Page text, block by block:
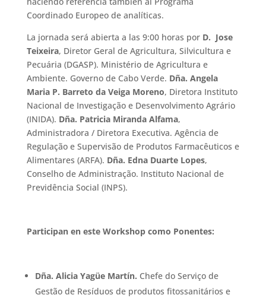
Coordinado Europeo de analíticas.
La jornada será abierta a las 9:00 horas por D. Jose
Teixeira, Diretor Geral de Agricultura, Silvicultura e
Pecuária (DGASP). Ministério de Agricultura e
Ambiente. Governo de Cabo Verde. Dña. Angela
Maria P. Barreto da Veiga Moreno, Diretora Instituto
Nacional de Investigação e Desenvolvimento Agrário
(INIDA). Dña. Patricia Miranda Alfama,
Administradora / Diretora Executiva. Agência de
Regulação e Supervisão de Produtos Farmacêuticos e
Alimentares (ARFA). Dña. Edna Duarte Lopes,
Conselho de Administração. Instituto Nacional de
Previdência Social (INPS).
Participan en este Workshop como Ponentes:
Dña. Alicia Yagüe Martín. Chefe do Serviço de
Gestão de Resíduos de produtos fitossanitários e